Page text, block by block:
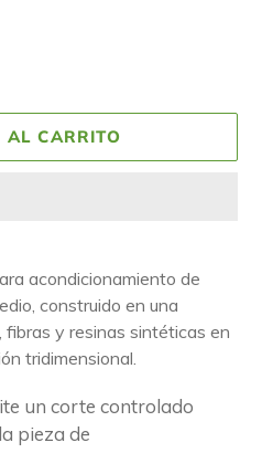
AL CARRITO
acondicionamiento de
construido en una
fibras y resinas sintéticas en
tridimensional.
un corte controlado
pieza de